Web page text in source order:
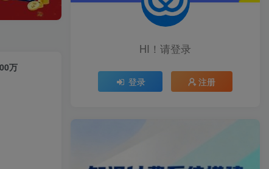
万
HI！请登录
登录 注册